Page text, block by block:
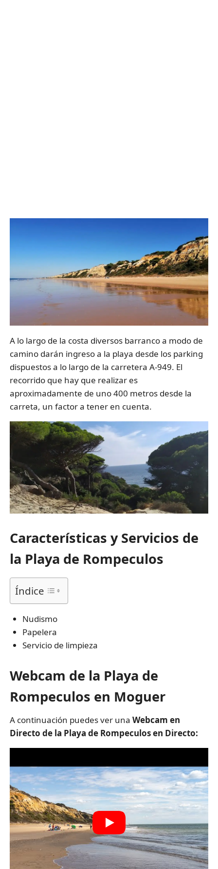
A lo largo de la costa diversos barranco a modo de
camino darán ingreso a la playa desde los parking
dispuestos a lo largo de la carretera A-949. El
recorrido que hay que realizar es
aproximadamente de uno 400 metros desde la
carreta, un factor a tener en cuenta.
Características y Servicios de
la Playa de Rompeculos
Índice
Nudismo
Papelera
Servicio de limpieza
Webcam de la Playa de
Rompeculos en Moguer
A continuación puedes ver una Webcam en
Directo de la Playa de Rompeculos en Directo: